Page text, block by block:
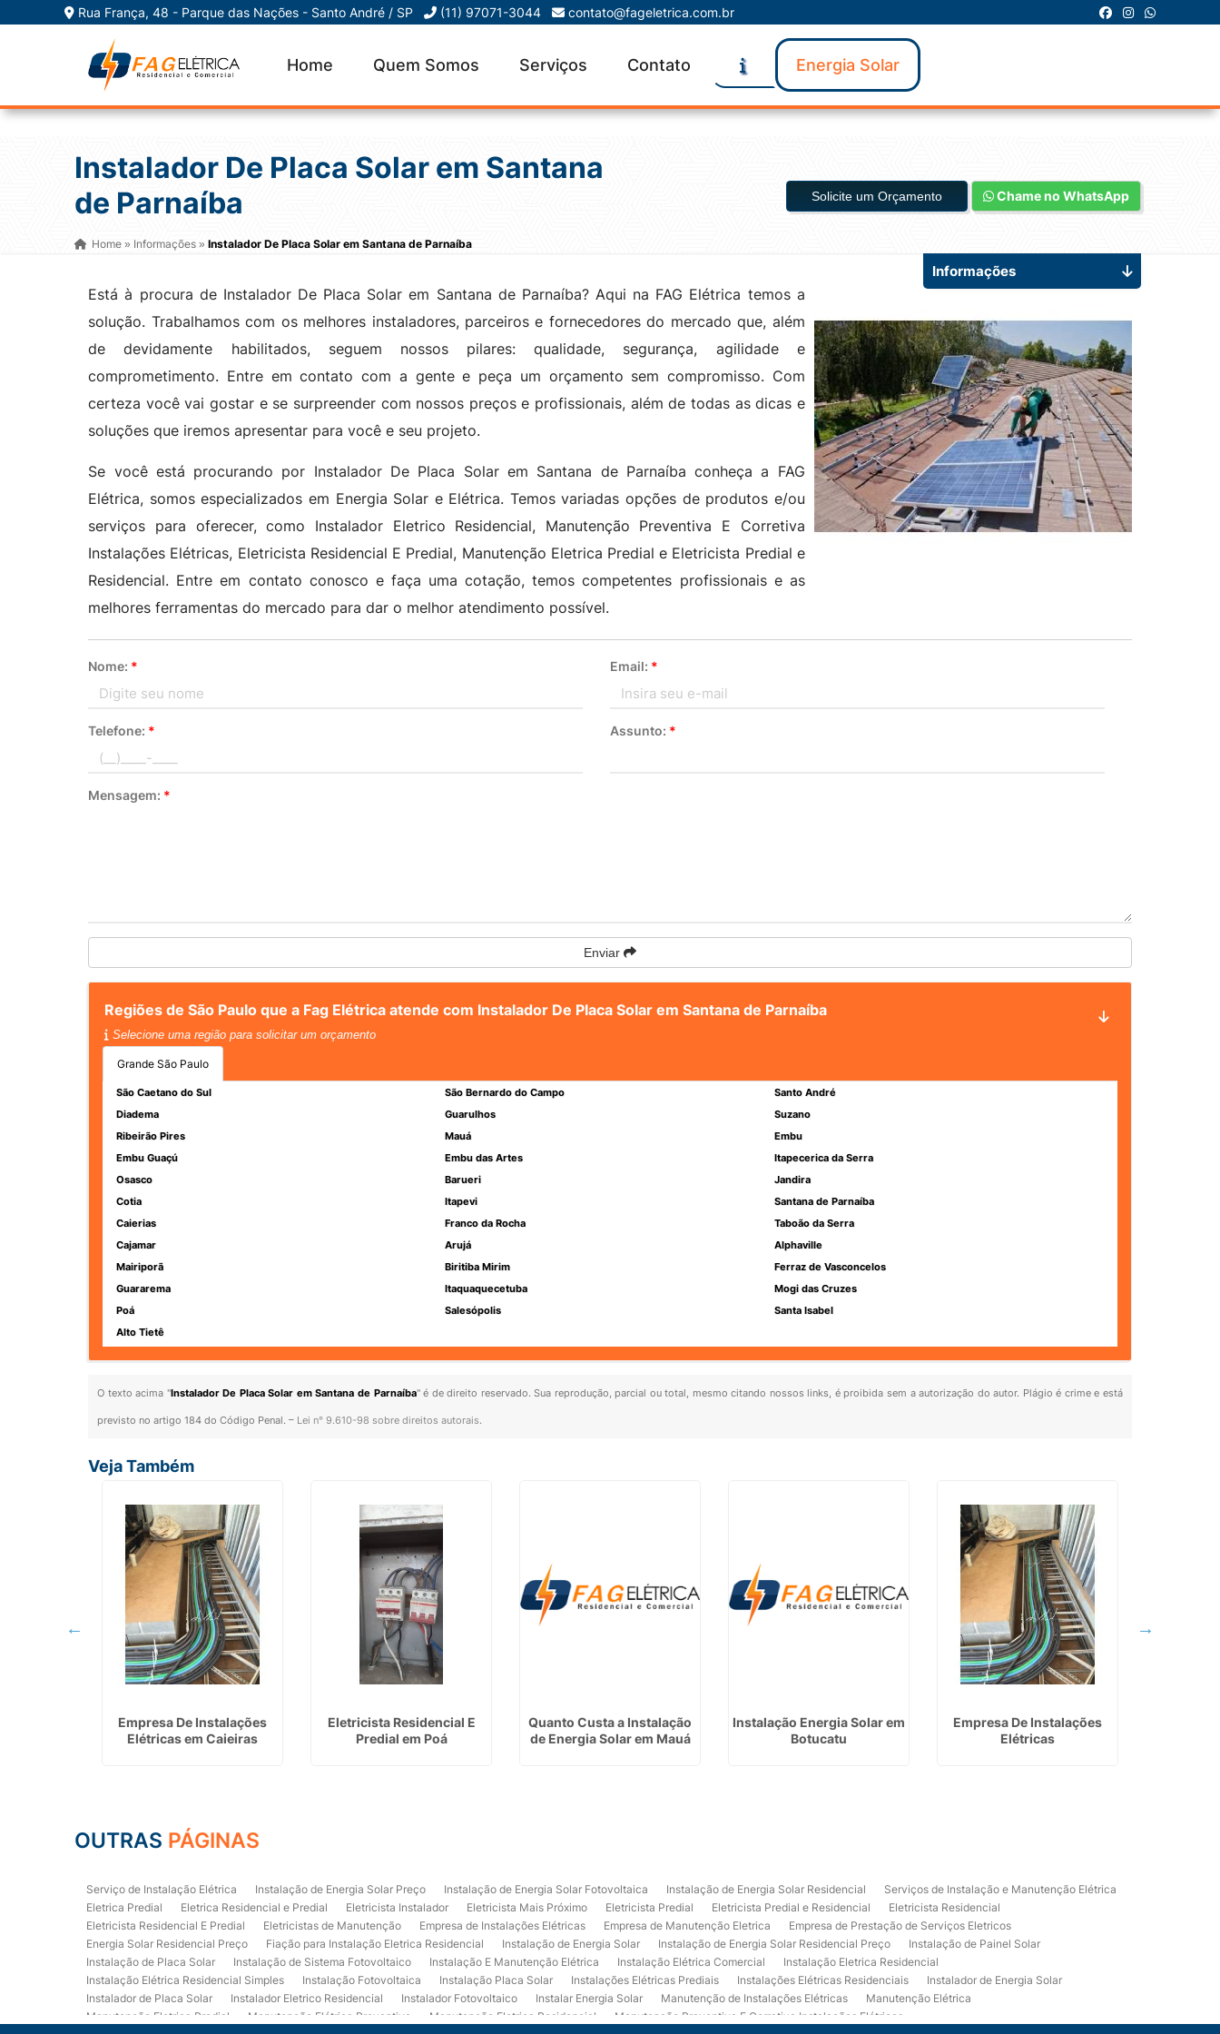
Rua França, 48 - Parque das Nações - Santo André / SP (11) 97071-3044 contato@fageletrica.com.br
Home Quem Somos Serviços Contato Energia Solar
Instalador De Placa Solar em Santana
de Parnaíba
Home » Informações » Instalador De Placa Solar em Santana de Parnaíba
Solicite um Orçamento Chame no WhatsApp
Está à procura de Instalador De Placa Solar em Santana de Parnaíba? Aqui na FAG Elétrica temos a
solução. Trabalhamos com os melhores instaladores, parceiros e fornecedores do mercado que, além
de devidamente habilitados, seguem nossos pilares: qualidade, segurança, agilidade e
comprometimento. Entre em contato com a gente e peça um orçamento sem compromisso. Com
certeza você vai gostar e se surpreender com nossos preços e profissionais, além de todas as dicas e
soluções que iremos apresentar para você e seu projeto.
Se você está procurando por Instalador De Placa Solar em Santana de Parnaíba conheça a FAG
Elétrica, somos especializados em Energia Solar e Elétrica. Temos variadas opções de produtos e/ou
serviços para oferecer, como Instalador Eletrico Residencial, Manutenção Preventiva E Corretiva
Instalações Elétricas, Eletricista Residencial E Predial, Manutenção Eletrica Predial e Eletricista Predial e
Residencial. Entre em contato conosco e faça uma cotação, temos competentes profissionais e as
melhores ferramentas do mercado para dar o melhor atendimento possível.
Nome: * Email: *
Telefone: * Assunto: *
Mensagem: *
Enviar
Regiões de São Paulo que a Fag Elétrica atende com Instalador De Placa Solar em Santana de Parnaíba
Selecione uma região para solicitar um orçamento
Grande São Paulo
São Caetano do Sul São Bernardo do Campo
Santo André
Diadema
Guarulhos
Suzano
Ribeirão Pires
Mauá
Embu
Embu Guaçú
Embu das Artes
Itapecerica da Serra
Osasco
Barueri
Jandira
Cotia
Itapevi
Santana de Parnaíba
Caierias
Franco da Rocha
Taboão da Serra
Cajamar
Arujá
Alphaville
Mairiporã
Biritiba Mirim
Ferraz de Vasconcelos
Guararema
Itaquaquecetuba
Mogi das Cruzes
Poá
Salesópolis
Santa Isabel
Alto Tietê
O texto acima "Instalador De Placa Solar em Santana de Parnaíba" é de direito reservado. Sua reprodução, parcial ou total, mesmo citando nossos links, é proibida sem a autorização do autor. Plágio é crime e está
previsto no artigo 184 do Código Penal. – Lei n° 9.610-98 sobre direitos autorais.
Informações
Veja Também
Empresa De Instalações
Elétricas em Caieiras
Eletricista Residencial E
Predial em Poá
Quanto Custa a Instalação
de Energia Solar em Mauá
Instalação Energia Solar em
Botucatu
Empresa De Instalações
Elétricas
OUTRAS PÁGINAS
Serviço de Instalação Elétrica Instalação de Energia Solar Preço Instalação de Energia Solar Fotovoltaica Instalação de Energia Solar Residencial
Serviços de Instalação e Manutenção Elétrica
Eletrica Predial
Eletrica Residencial e Predial Eletricista Instalador Eletricista Mais Próximo Eletricista Predial Eletricista Predial e Residencial
Eletricista Residencial
Eletricista Residencial E Predial
Eletricistas de Manutenção Empresa de Instalações Elétricas Empresa de Manutenção Eletrica
Empresa de Prestação de Serviços Eletricos
Energia Solar Residencial Preço
Fiação para Instalação Eletrica Residencial Instalação de Energia Solar Instalação de Energia Solar Residencial Preço
Instalação de Painel Solar
Instalação de Placa Solar
Instalação de Sistema Fotovoltaico Instalação E Manutenção Elétrica Instalação Elétrica Comercial
Instalação Eletrica Residencial
Instalação Elétrica Residencial Simples
Instalação Fotovoltaica Instalação Placa Solar Instalações Elétricas Prediais Instalações Elétricas Residenciais
Instalador de Energia Solar
Instalador de Placa Solar
Instalador Eletrico Residencial Instalador Fotovoltaico Instalar Energia Solar Manutenção de Instalações Elétricas
Manutenção Elétrica
Manutenção Eletrica Predial
Manutenção Elétrica Preventiva Manutenção Eletrica Residencial
Manutenção Preventiva E Corretiva Instalações Elétricas